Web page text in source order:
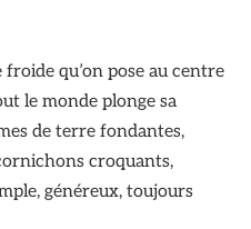
froide qu’on pose au centre
le monde plonge sa
de terre fondantes,
croquants,
généreux, toujours